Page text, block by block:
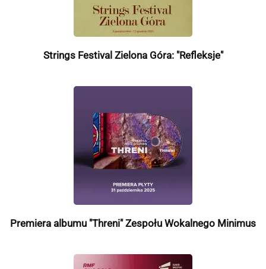
Strings Festival Zielona Góra: "Refleksje"
Premiera albumu "Threni" Zespołu Wokalnego Minimus